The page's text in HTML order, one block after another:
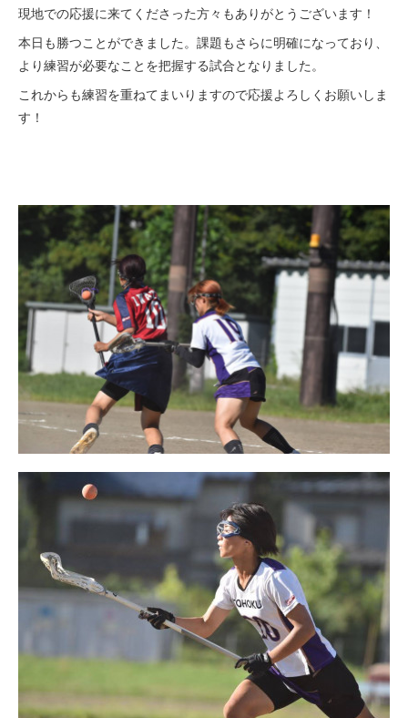
現地での応援に来てくださった方々もありがとうございます！
本日も勝つことができました。課題もさらに明確になっており、
より練習が必要なことを把握する試合となりました。
これからも練習を重ねてまいりますので応援よろしくお願いしま
す！